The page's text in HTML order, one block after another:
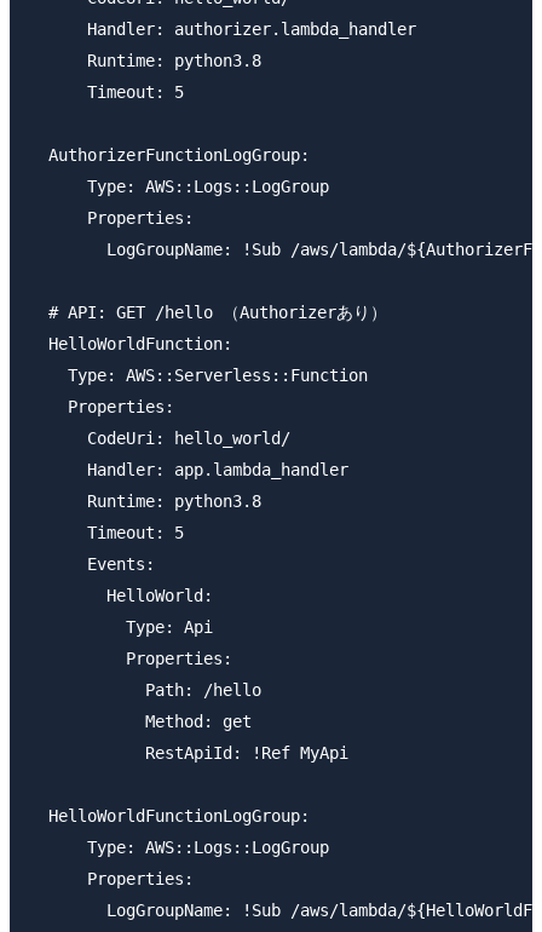
      Handler: authorizer.lambda_handler
      Runtime: python3.8
      Timeout: 5
  AuthorizerFunctionLogGroup:
      Type: AWS::Logs::LogGroup
      Properties:
LogGroupName: !Sub /aws/lambda/
  # API: GET /hello （Authorizerあり）
  HelloWorldFunction:
    Type: AWS::Serverless::Function
    Properties:
      CodeUri: hello_world/
      Handler: app.lambda_handler
      Runtime: python3.8
      Timeout: 5
      Events:
        HelloWorld:
          Type: Api
          Properties:
            Path: /hello
            Method: get
            RestApiId: !Ref MyApi
  HelloWorldFunctionLogGroup:
      Type: AWS::Logs::LogGroup
      Properties:
LogGroupName: !Sub /aws/lambda/